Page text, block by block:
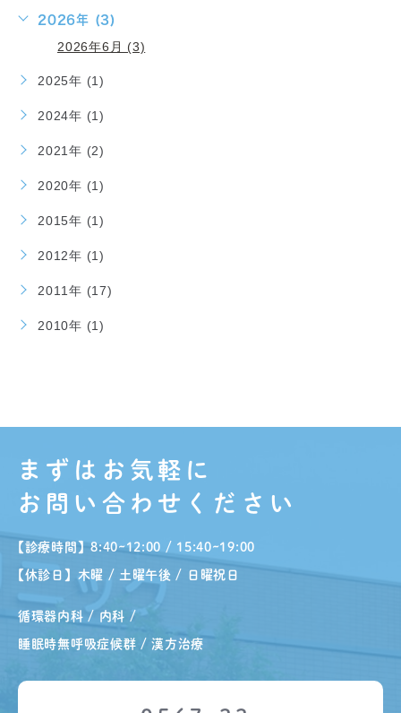
2026年 (3)
2026年6月 (3)
2025年 (1)
2024年 (1)
2021年 (2)
2020年 (1)
2015年 (1)
2012年 (1)
2011年 (17)
2010年 (1)
まずはお気軽に
お問い合わせください
【診療時間】8:40~12:00 / 15:40~19:00
【休診日】木曜 / 土曜午後 / 日曜祝日
循環器内科 / 内科 /
睡眠時無呼吸症候群 / 漢方治療